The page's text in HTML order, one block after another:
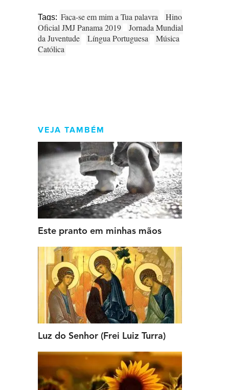
Tags: Faça-se em mim a Tua palavra
Hino
Oficial JMJ Panama 2019
Jornada Mundial
da Juventude
Língua Portuguesa
Música
Católica
VEJA TAMBÉM
Este pranto em minhas mãos
Luz do Senhor (Frei Luiz Turra)